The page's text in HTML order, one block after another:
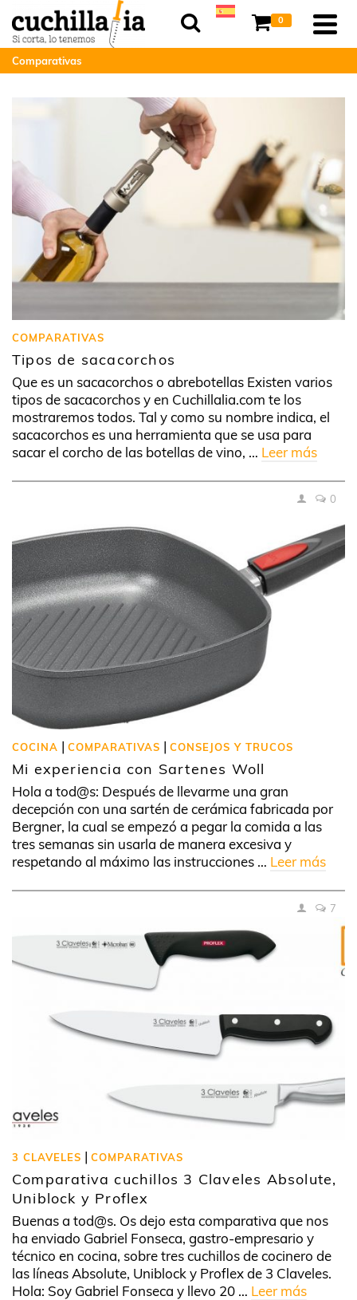
0
Comparativas
COMPARATIVAS
Tipos de sacacorchos
Que es un sacacorchos o abrebotellas Existen varios
tipos de sacacorchos y en Cuchillalia.com te los
mostraremos todos. Tal y como su nombre indica, el
sacacorchos es una herramienta que se usa para
sacar el corcho de las botellas de vino, … Leer más
0
COCINA | COMPARATIVAS | CONSEJOS Y TRUCOS
Mi experiencia con Sartenes Woll
Hola a tod@s: Después de llevarme una gran
decepción con una sartén de cerámica fabricada por
Bergner, la cual se empezó a pegar la comida a las
tres semanas sin usarla de manera excesiva y
respetando al máximo las instrucciones … Leer más
7
3 CLAVELES | COMPARATIVAS
Comparativa cuchillos 3 Claveles Absolute,
Uniblock y Proflex
Buenas a tod@s. Os dejo esta comparativa que nos
ha enviado Gabriel Fonseca, gastro-empresario y
técnico en cocina, sobre tres cuchillos de cocinero de
las líneas Absolute, Uniblock y Proflex de 3 Claveles.
Hola: Soy Gabriel Fonseca y llevo 20 … Leer más